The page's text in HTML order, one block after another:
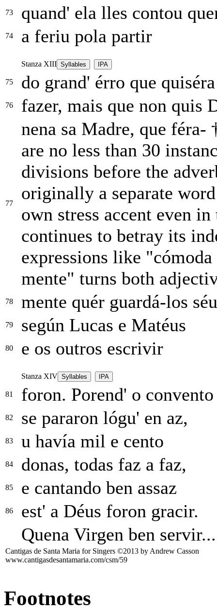
73 quand' ela lles contou
74 a feriu pola partir
Stanza XIII Syllables IPA
75 do grand' érro que quiséra
76 fazer, mais que non quis
77
nena sa Madre, que féra-
are no less than 30
divisions before the
originally a separate
own stress accent even
continues to betray its
expressions like
mente" turns both
78 mente quér guardá-los
79 según Lucas e Matéus
80 e os outros escrivir
Stanza XIV Syllables IPA
81 foron. Porend' o convento
82 se pararon lógu' en az,
83 u havía mil e cento
84 donas, todas faz a faz,
85 e cantando ben assaz
86
est' a Déus foron gracir.
Quena Virgen ben servir...
Cantigas de Santa Maria for Singers ©2013 by Andrew Casson
www.cantigasdesantamaria.com/csm/59
Footnotes